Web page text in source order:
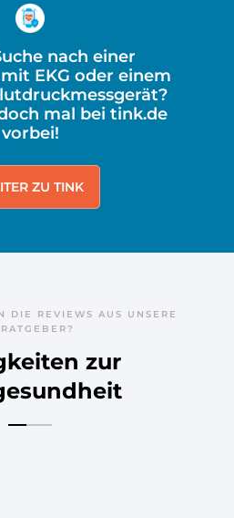
nach einer
EKG oder einem
mal bei tink.de
vorbei!
ZU TINK
DIE REVIEWS AUS UNSERE
zur